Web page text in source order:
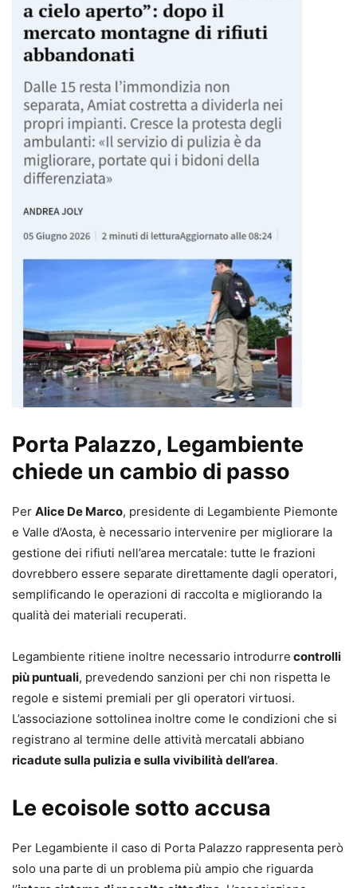
Porta Palazzo, Legambiente
chiede un cambio di passo
Per Alice De Marco, presidente di Legambiente Piemonte
e Valle d’Aosta, è necessario intervenire per migliorare la
gestione dei rifiuti nell’area mercatale: tutte le frazioni
dovrebbero essere separate direttamente dagli operatori,
semplificando le operazioni di raccolta e migliorando la
qualità dei materiali recuperati.
Legambiente ritiene inoltre necessario introdurre controlli
più puntuali, prevedendo sanzioni per chi non rispetta le
regole e sistemi premiali per gli operatori virtuosi.
L’associazione sottolinea inoltre come le condizioni che si
registrano al termine delle attività mercatali abbiano
ricadute sulla pulizia e sulla vivibilità dell’area.
Le ecoisole sotto accusa
Per Legambiente il caso di Porta Palazzo rappresenta però
solo una parte di un problema più ampio che riguarda